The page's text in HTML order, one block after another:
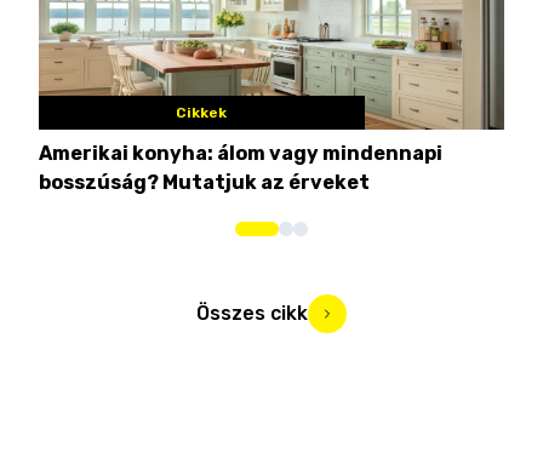
Cikkek
Amerikai konyha: álom vagy mindennapi
bosszúság? Mutatjuk az érveket
Összes cikk